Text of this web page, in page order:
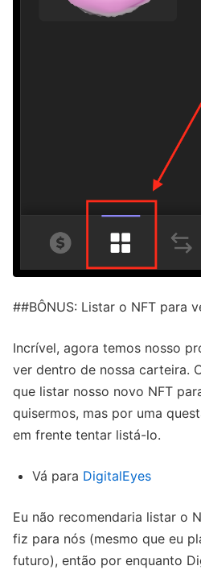
##BÔNUS: Listar o NFT para
Incrível, agora temos nosso
ver dentro de nossa carteira.
que listar nosso novo NFT
quisermos, mas por uma
em frente tentar listá-lo.
Vá para DigitalEyes
Eu não recomendaria listar o
fiz para nós (mesmo que eu
futuro), então por enquanto